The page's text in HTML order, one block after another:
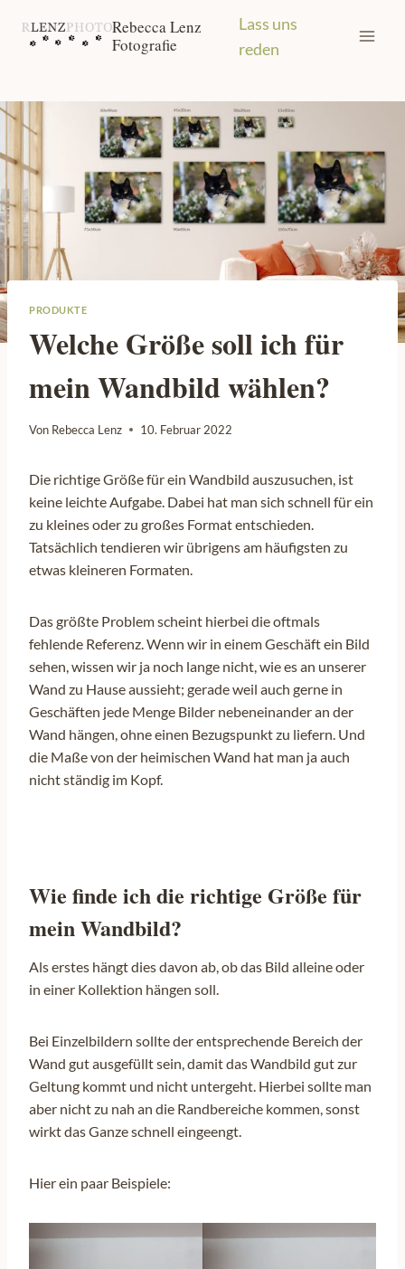
Inhalt
Rebecca Lenz
Fotografie
Lass uns
reden
PRODUKTE
Welche Größe soll ich für
mein Wandbild wählen?
Von Rebecca Lenz 10. Februar 2022
Die richtige Größe für ein Wandbild auszusuchen, ist
keine leichte Aufgabe. Dabei hat man sich schnell für ein
zu kleines oder zu großes Format entschieden.
Tatsächlich tendieren wir übrigens am häufigsten zu
etwas kleineren Formaten.
Das größte Problem scheint hierbei die oftmals
fehlende Referenz. Wenn wir in einem Geschäft ein Bild
sehen, wissen wir ja noch lange nicht, wie es an unserer
Wand zu Hause aussieht; gerade weil auch gerne in
Geschäften jede Menge Bilder nebeneinander an der
Wand hängen, ohne einen Bezugspunkt zu liefern. Und
die Maße von der heimischen Wand hat man ja auch
nicht ständig im Kopf.
Wie finde ich die richtige Größe für
mein Wandbild?
Als erstes hängt dies davon ab, ob das Bild alleine oder
in einer Kollektion hängen soll.
Bei Einzelbildern sollte der entsprechende Bereich der
Wand gut ausgefüllt sein, damit das Wandbild gut zur
Geltung kommt und nicht untergeht. Hierbei sollte man
aber nicht zu nah an die Randbereiche kommen, sonst
wirkt das Ganze schnell eingeengt.
Hier ein paar Beispiele: